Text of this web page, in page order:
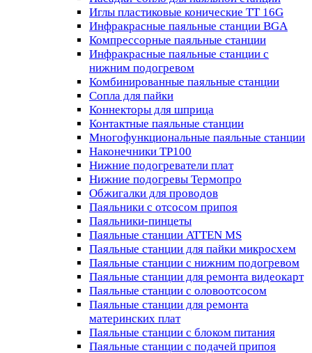
Иглы пластиковые конические TT 16G
Инфракрасные паяльные станции BGA
Компрессорные паяльные станции
Инфракрасные паяльные станции с
нижним подогревом
Комбинированные паяльные станции
Сопла для пайки
Коннекторы для шприца
Контактные паяльные станции
Многофункциональные паяльные станции
Наконечники TP100
Нижние подогреватели плат
Нижние подогревы Термопро
Обжигалки для проводов
Паяльники с отсосом припоя
Паяльники-пинцеты
Паяльные станции ATTEN MS
Паяльные станции для пайки микросхем
Паяльные станции с нижним подогревом
Паяльные станции для ремонта видеокарт
Паяльные станции с оловоотсосом
Паяльные станции для ремонта
материнских плат
Паяльные станции с блоком питания
Паяльные станции с подачей припоя